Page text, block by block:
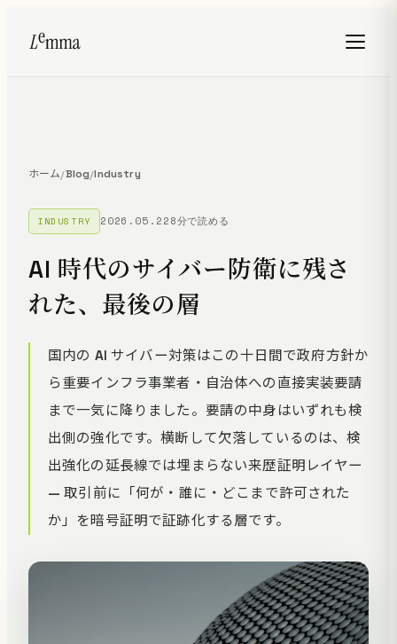
ホーム/Blog/Industry
INDUSTRY 2026.05.228分で読める
AI 時代のサイバー防衛に残さ
れた、最後の層
国内の AI サイバー対策はこの十日間で政府方針か
ら重要インフラ事業者・自治体への直接実装要請
まで一気に降りました。要請の中身はいずれも検
出側の強化です。横断して欠落しているのは、検
出強化の延長線では埋まらない来歴証明レイヤー
— 取引前に「何が・誰に・どこまで許可された
か」を暗号証明で証跡化する層です。